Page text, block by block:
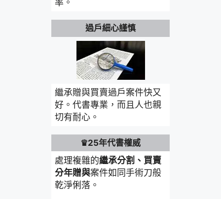
率。
過戶細心謹慎
繼承贈與買賣過戶案件快又
好。代書專業，而且人也親
切有耐心。
♛25年代書權威
處理複雜的繼承分割、買賣
分年贈與案件如同手術刀般
乾淨俐落。